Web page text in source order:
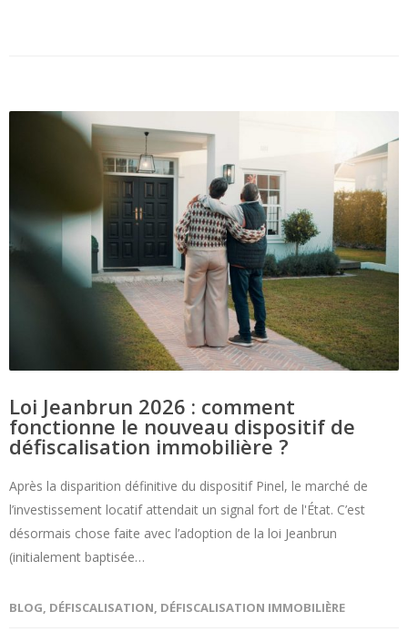
Loi Jeanbrun 2026 : comment
fonctionne le nouveau dispositif de
défiscalisation immobilière ?
Après la disparition définitive du dispositif Pinel, le marché de
l’investissement locatif attendait un signal fort de l'État. C’est
désormais chose faite avec l’adoption de la loi Jeanbrun
(initialement baptisée…
BLOG, DÉFISCALISATION, DÉFISCALISATION IMMOBILIÈRE